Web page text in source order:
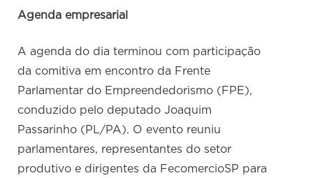
Agenda empresarial
A agenda do dia terminou com participação
da comitiva em encontro da Frente
Parlamentar do Empreendedorismo (FPE),
conduzido pelo deputado Joaquim
Passarinho (PL/PA). O evento reuniu
parlamentares, representantes do setor
produtivo e dirigentes da FecomercioSP para